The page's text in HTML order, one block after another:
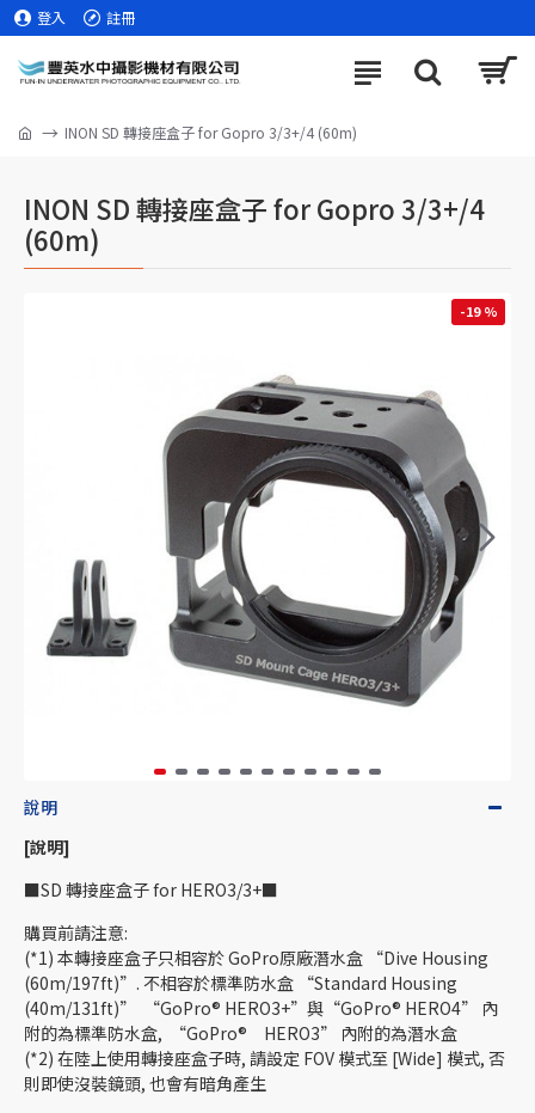
登入 註冊
INON SD 轉接座盒子 for Gopro 3/3+/4 (60m)
INON SD 轉接座盒子 for Gopro 3/3+/4
(60m)
-19 %
說明
[說明]
■SD 轉接座盒子 for HERO3/3+■
購買前請注意:
(*1) 本轉接座盒子只相容於 GoPro原廠潛水盒 “Dive Housing
(60m/197ft)”. 不相容於標準防水盒 “Standard Housing
(40m/131ft)” “GoPro® HERO3+”與“GoPro® HERO4” 內
附的為標準防水盒, “GoPro® HERO3” 內附的為潛水盒
(*2) 在陸上使用轉接座盒子時, 請設定 FOV 模式至 [Wide] 模式, 否
則即使沒裝鏡頭, 也會有暗角產生